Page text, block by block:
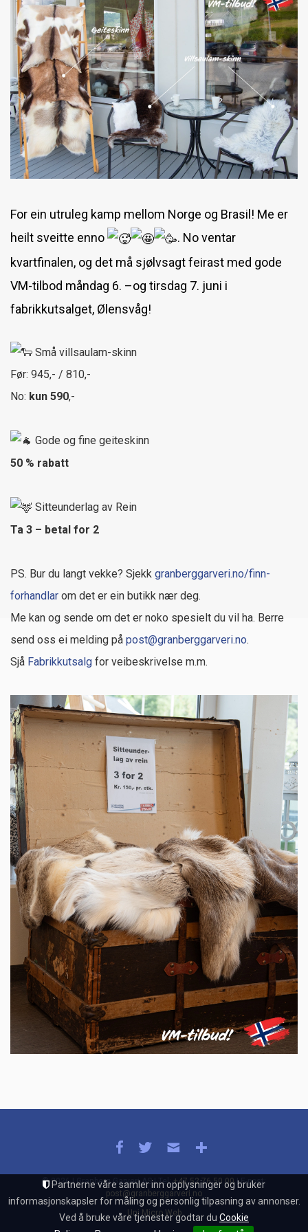
Partnerne våre samler inn opplysninger og bruker
informasjonskapsler for måling og personlig tilpasning av annonser.
Ved å bruke våre tjenester godtar du Cookie
Skinnfellsøm
Fabrikkutsalget
Førstehjelpskurs
Skinnfellkurs
Ny kontainer i Kongsberg
For ein utruleg kamp mellom Norge og Brasil! Me er
heilt sveitte enno
. No ventar
kvartfinalen, og det må sjølvsagt feirast med gode
VM-tilbod måndag 6. –og tirsdag 7. juni i
fabrikkutsalget, Ølensvåg!
Små villsaulam-skinn
Før: 945,- / 810,-
No: kun 590,-
Gode og fine geiteskinn
50 % rabatt
Sitteunderlag av Rein
Ta 3 – betal for 2
PS. Bur du langt vekke? Sjekk granberggarveri.no/finn-
forhandlar om det er ein butikk nær deg.
Me kan og sende om det er noko spesielt du vil ha. Berre
send oss ei melding på post@granberggarveri.no.
Sjå Fabrikkutsalg for veibeskrivelse m.m.
© 2026 | Granberg Garveri AS | Tel:+47 52 76 50 00 | E-post:
post@granberggarveri.no
Uni Micro Web